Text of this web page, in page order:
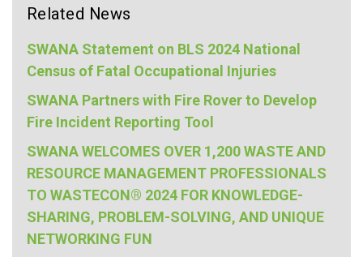
Related News
SWANA Statement on BLS 2024 National
Census of Fatal Occupational Injuries
SWANA Partners with Fire Rover to Develop
Fire Incident Reporting Tool
SWANA WELCOMES OVER 1,200 WASTE AND
RESOURCE MANAGEMENT PROFESSIONALS
TO WASTECON® 2024 FOR KNOWLEDGE-
SHARING, PROBLEM-SOLVING, AND UNIQUE
NETWORKING FUN